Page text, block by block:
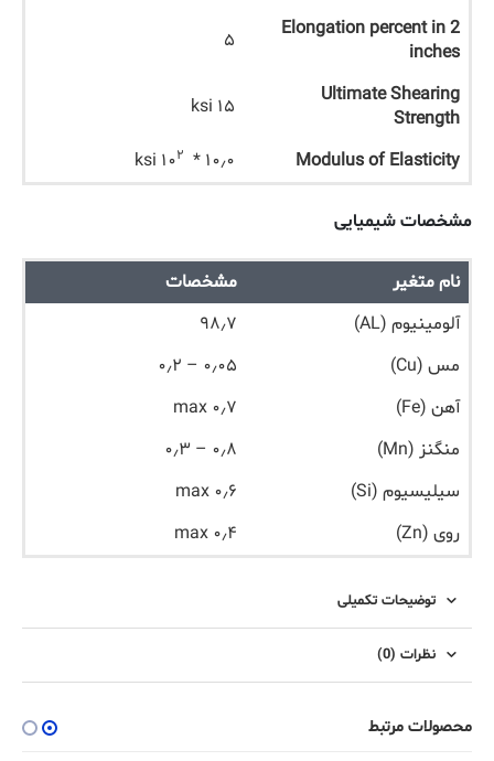
Elongation percent in 2
inches
۵
Ultimate Shearing
Strength
۱۵ ksi
Modulus of Elasticity ۱۰٫۰ * ۱۰ ۲
مشخصات شیمیایی
نام متغیر
مشخصات
آلومینیوم (AL)
۹۸٫۷
مس (Cu)
۰٫۰۵ – ۰٫۲
آهن (Fe)
۰٫۷ max
منگنز (Mn)
۰٫۸ – ۰٫۳
سیلیسیوم (Si)
۰٫۶ max
روی (Zn)
۰٫۴ max
توضیحات تکمیلی
نظرات (0)
محصولات مرتبط